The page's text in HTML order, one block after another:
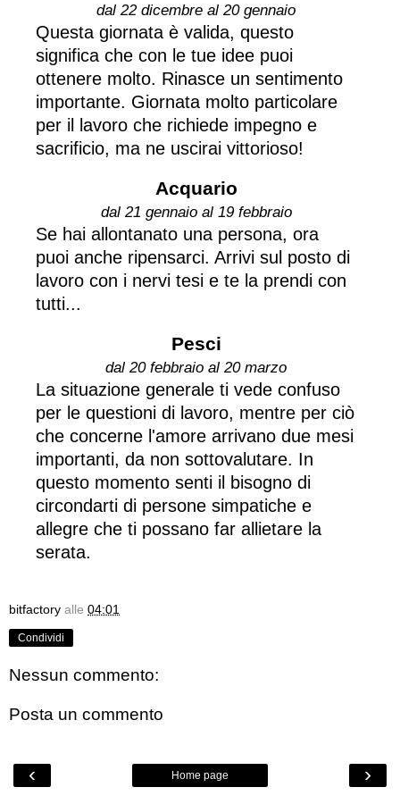
dal 22 dicembre al 20 gennaio
Questa giornata è valida, questo
significa che con le tue idee puoi
ottenere molto. Rinasce un sentimento
importante. Giornata molto particolare
per il lavoro che richiede impegno e
sacrificio, ma ne uscirai vittorioso!
Acquario
dal 21 gennaio al 19 febbraio
Se hai allontanato una persona, ora
puoi anche ripensarci. Arrivi sul posto di
lavoro con i nervi tesi e te la prendi con
tutti...
Pesci
dal 20 febbraio al 20 marzo
La situazione generale ti vede confuso
per le questioni di lavoro, mentre per ciò
che concerne l'amore arrivano due mesi
importanti, da non sottovalutare. In
questo momento senti il bisogno di
circondarti di persone simpatiche e
allegre che ti possano far allietare la
serata.
bitfactory alle 04:01
Condividi
Nessun commento:
Posta un commento
‹ ›
Home page